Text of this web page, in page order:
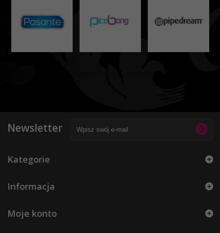
Newsletter
Kategorie
Informacja
Moje konto